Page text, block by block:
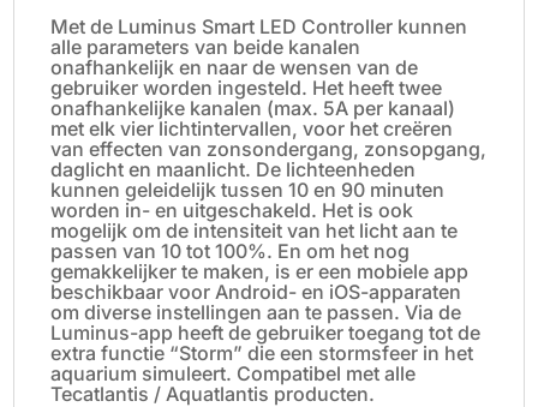
Met de Luminus Smart LED Controller kunnen
alle parameters van beide kanalen
onafhankelijk en naar de wensen van de
gebruiker worden ingesteld. Het heeft twee
onafhankelijke kanalen (max. 5A per kanaal)
met elk vier lichtintervallen, voor het creëren
van effecten van zonsondergang, zonsopgang,
daglicht en maanlicht. De lichteenheden
kunnen geleidelijk tussen 10 en 90 minuten
worden in- en uitgeschakeld. Het is ook
mogelijk om de intensiteit van het licht aan te
passen van 10 tot 100%. En om het nog
gemakkelijker te maken, is er een mobiele app
beschikbaar voor Android- en iOS-apparaten
om diverse instellingen aan te passen. Via de
Luminus-app heeft de gebruiker toegang tot de
extra functie “Storm” die een stormsfeer in het
aquarium simuleert. Compatibel met alle
Tecatlantis / Aquatlantis producten.